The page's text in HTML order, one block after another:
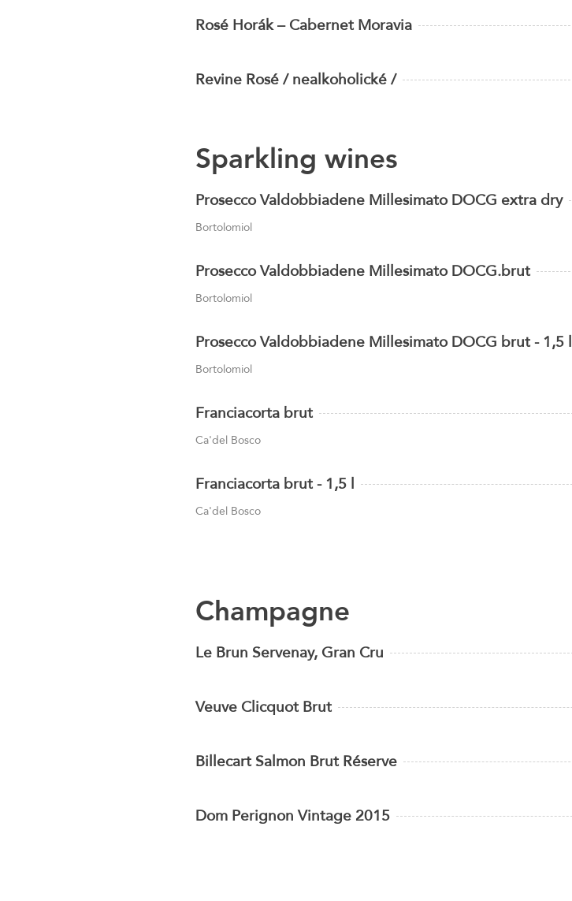
Rosé Horák – Cabernet Moravia
Revine Rosé / nealkoholické /
Sparkling wines
Prosecco Valdobbiadene Millesimato DOCG extra dry
Bortolomiol
Prosecco Valdobbiadene Millesimato DOCG.brut
Bortolomiol
Prosecco Valdobbiadene Millesimato DOCG brut - 1,5 l
Bortolomiol
Franciacorta brut
Ca'del Bosco
Franciacorta brut - 1,5 l
Ca'del Bosco
Champagne
Le Brun Servenay, Gran Cru
Veuve Clicquot Brut
Billecart Salmon Brut Réserve
Dom Perignon Vintage 2015